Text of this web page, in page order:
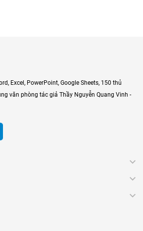
Excel, PowerPoint, Google Sheets, 150 thủ
văn phòng tác giả Thầy Nguyễn Quang Vinh -